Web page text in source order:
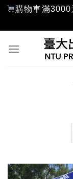
購物車滿3000